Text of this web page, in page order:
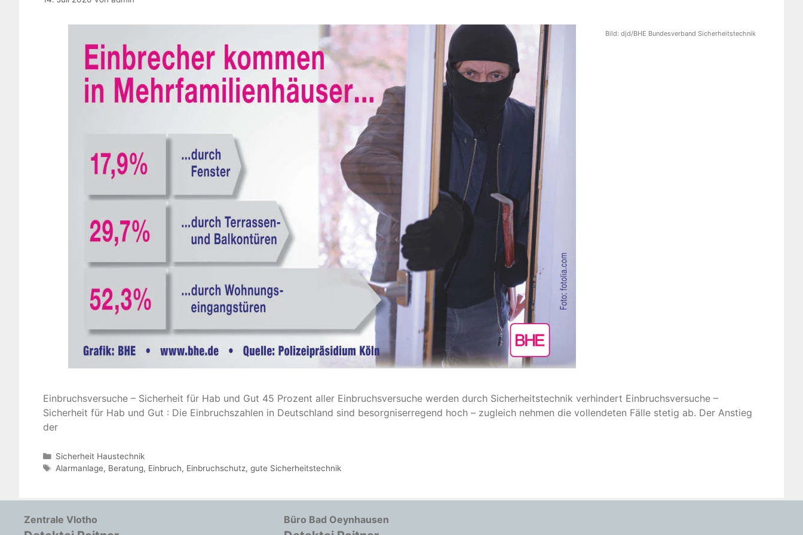
Bild: djd/BHE Bundesverband Sicherheitstechnik
Einbruchsversuche – Sicherheit für Hab und Gut 45 Prozent aller Einbruchsversuche werden durch Sicherheitstechnik verhindert Einbruchsversuche –
Sicherheit für Hab und Gut : Die Einbruchszahlen in Deutschland sind besorgniserregend hoch – zugleich nehmen die vollendeten Fälle stetig ab. Der Anstieg
der
Kategorien
Sicherheit Haustechnik
Schlagwörter
Alarmanlage, Beratung, Einbruch, Einbruchschutz,gute Sicherheitstechnik
Zentrale Vlotho Büro Bad Oeynhausen